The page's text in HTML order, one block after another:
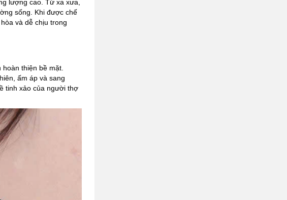
lượng cao. Từ xa xưa,
sống. Khi được chế
và dễ chịu trong
thiện bề mặt.
ấm áp và sang
tinh xảo của người thợ